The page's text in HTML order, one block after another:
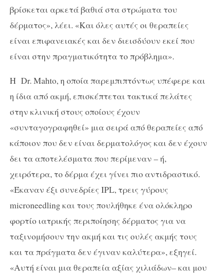
βρίσκεται αρκετά βαθιά στα στρώματα του
δέρματος», λέει. «Και όλες αυτές οι θεραπείες
είναι επιφανειακές και δεν διεισδύουν εκεί που
είναι στην πραγματικότητα το πρόβλημα».
Η Dr. Mahto, η οποία παρεμπιπτόντως υπέφερε και
η ίδια από ακμή, επισκέπτεται τακτικά πελάτες
στην κλινική στους οποίους έχουν
«συνταγογραφηθεί» μια σειρά από θεραπείες από
κάποιον που δεν είναι δερματολόγος και δεν έχουν
δει τα αποτελέσματα που περίμεναν – ή,
χειρότερα, το δέρμα έχει γίνει πιο αντιδραστικό.
«Έκαναν έξι συνεδρίες IPL, τρεις γύρους
microneedling και τους πουλήθηκε ένα ολόκληρο
φορτίο ιατρικής περιποίησης δέρματος για να
ταξινομήσουν την ακμή και τις ουλές ακμής τους
και τα πράγματα δεν έγιναν καλύτερα», εξηγεί.
«Αυτή είναι μια θεραπεία αξίας χιλιάδων– και μου